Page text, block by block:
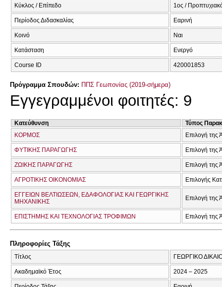
Κύκλος / Επίπεδο 1ος /
Περίοδος Διδασκαλίας Εαρινή
Κοινό Ναι
Κατάσταση Ενεργό
Course ID 420001853
Πρόγραμμα Σπουδών: ΠΠΣ Γεωπονίας (2019-σήμερα)
Εγγεγραμμένοι φοιτητές: 9
Κατεύθυνση
Τύπος
ΚΟΡΜΟΣ
Επιλογή της
ΦΥΤΙΚΗΣ ΠΑΡΑΓΩΓΗΣ Επιλογή της
ΖΩΙΚΗΣ ΠΑΡΑΓΩΓΗΣ Επιλογή της
ΑΓΡΟΤΙΚΗΣ ΟΙΚΟΝΟΜΙΑΣ Επιλογής
ΕΓΓΕΙΩΝ ΒΕΛΤΙΩΣΕΩΝ, ΕΔΑΦΟΛΟΓΙΑΣ ΚΑΙ ΓΕΩΡΓΙΚΗΣ
ΜΗΧΑΝΙΚΗΣ
Επιλογή της
ΕΠΙΣΤΗΜΗΣ ΚΑΙ ΤΕΧΝΟΛΟΓΙΑΣ ΤΡΟΦΙΜΩΝ Επιλογή της
Πληροφορίες Τάξης
Τίτλος ΓΕΩΡΓΙΚΟ
Ακαδημαϊκό Έτος 2024 – 2025